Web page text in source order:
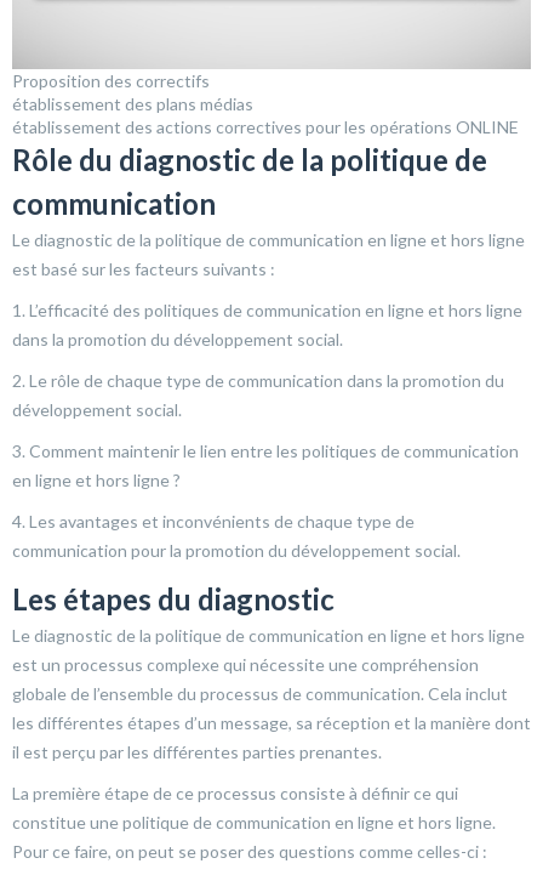
Proposition des correctifs
établissement des plans médias
établissement des actions correctives pour les opérations ONLINE
Rôle du diagnostic de la politique de
communication
Le diagnostic de la politique de communication en ligne et hors ligne
est basé sur les facteurs suivants :
1. L’efficacité des politiques de communication en ligne et hors ligne
dans la promotion du développement social.
2. Le rôle de chaque type de communication dans la promotion du
développement social.
3. Comment maintenir le lien entre les politiques de communication
en ligne et hors ligne ?
4. Les avantages et inconvénients de chaque type de
communication pour la promotion du développement social.
Les étapes du diagnostic
Le diagnostic de la politique de communication en ligne et hors ligne
est un processus complexe qui nécessite une compréhension
globale de l’ensemble du processus de communication. Cela inclut
les différentes étapes d’un message, sa réception et la manière dont
il est perçu par les différentes parties prenantes.
La première étape de ce processus consiste à définir ce qui
constitue une politique de communication en ligne et hors ligne.
Pour ce faire, on peut se poser des questions comme celles-ci :